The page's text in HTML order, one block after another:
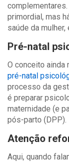
primordial, mas
saúde da mulher,
Pré-natal
O conceito ainda
pré-natal
processo da
é preparar
maternidade (e
pós-parto (DPP).
Atenção
Aqui, quando